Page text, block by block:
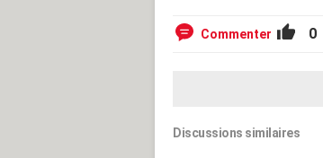
Commenter 0
Discussions similaires